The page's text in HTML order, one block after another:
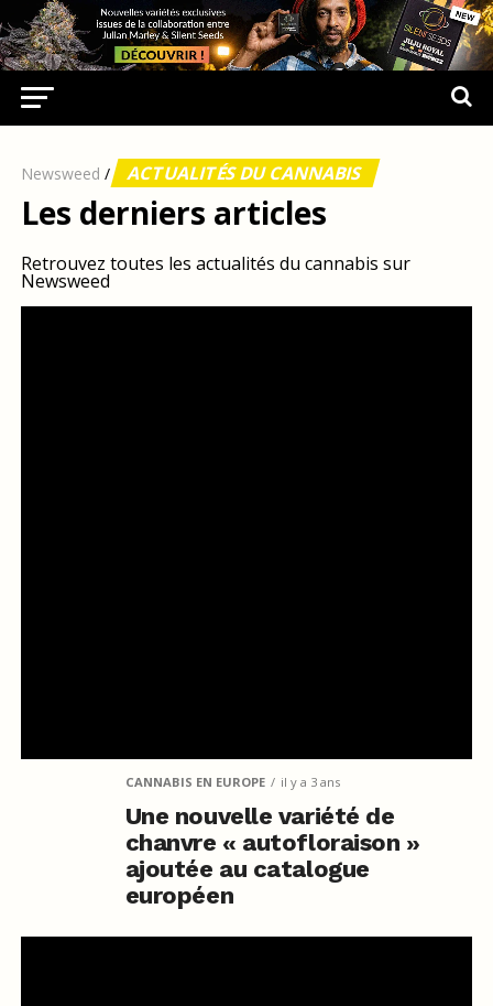
Newsweed / ACTUALITÉS DU CANNABIS
Les derniers articles
Retrouvez toutes les actualités du cannabis sur
Newsweed
CANNABIS EN EUROPE il y a 3 ans
Une nouvelle variété de
chanvre « autofloraison »
ajoutée au catalogue
européen